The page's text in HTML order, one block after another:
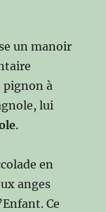
un manoir
pignon à
lui
.
en
anges
Ce